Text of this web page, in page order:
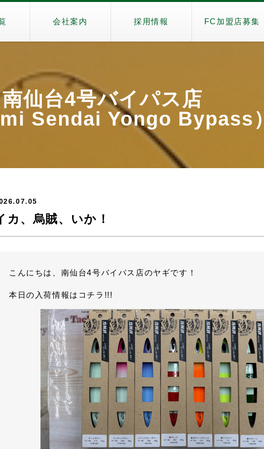
会社案内 採用情報 FC加盟店募集
南仙台4号バイパス店
Sendai Yongo Bypass）
カ、烏賊、いか！
こんにちは、南仙台4号バイパス店のヤギです！
本日の入荷情報はコチラ!!!